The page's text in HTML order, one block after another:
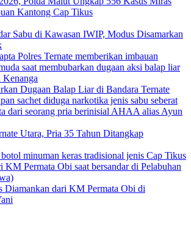
Kantong Cap Tikus
Sabu di Kawasan IWIP, Modus Disamarkan
Dugaan Balap Liar di Bandara Ternate
Utara, Pria 35 Tahun Ditangkap
Diamankan dari KM Permata Obi di